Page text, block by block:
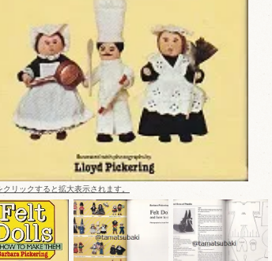
リックすると拡大表示されます。